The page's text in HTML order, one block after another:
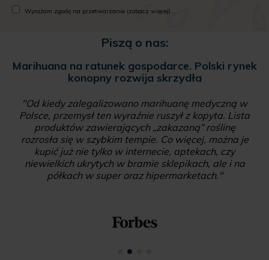
Wyrażam zgodę na przetwarzanie (zobacz więcej)...
Piszą o nas:
Marihuana na ratunek gospodarce. Polski rynek
konopny rozwija skrzydła
"Od kiedy zalegalizowano marihuanę medyczną w
Polsce, przemysł ten wyraźnie ruszył z kopyta. Lista
produktów zawierających „zakazaną” roślinę
rozrosła się w szybkim tempie. Co więcej, można je
kupić już nie tylko w internecie, aptekach, czy
niewielkich ukrytych w bramie sklepikach, ale i na
półkach w super oraz hipermarketach."